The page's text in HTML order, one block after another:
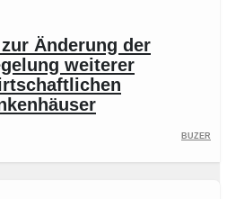
Änderung der
weiterer
Buzer